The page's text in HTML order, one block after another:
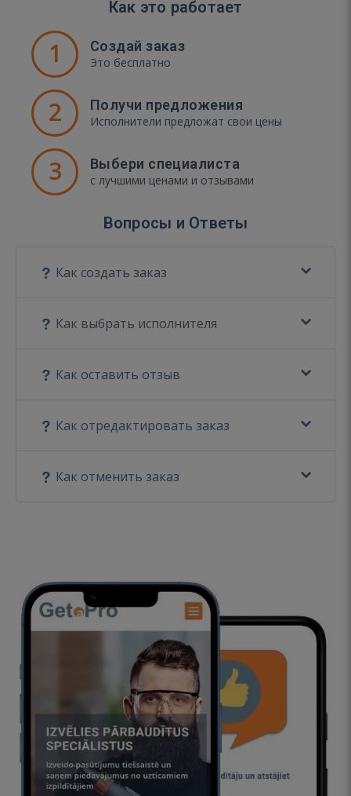
Как это работает
1 Создай заказ
Это бесплатно
2 Получи предложения
Исполнители предложат свои цены
3 Выбери специалиста
с лучшими ценами и отзывами
Вопросы и Ответы
Как создать заказ
Как выбрать исполнителя
Как оставить отзыв
Как отредактировать заказ
Как отменить заказ